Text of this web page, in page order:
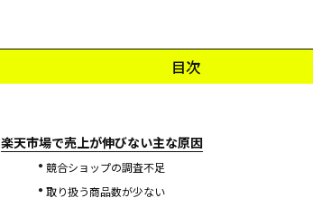
目次
楽天市場で売上が伸びない主な原因
競合ショップの調査不足
取り扱う商品数が少ない